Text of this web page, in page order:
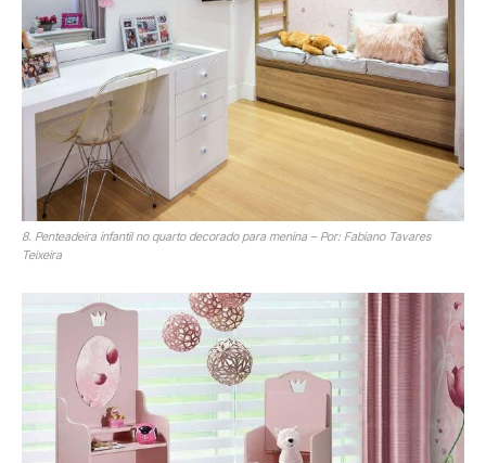
8. Penteadeira infantil no quarto decorado para menina – Por: Fabiano Tavares
Teixeira